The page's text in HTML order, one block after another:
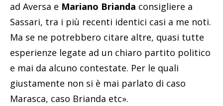
ad Aversa e Mariano Brianda consigliere a
Sassari, tra i più recenti identici casi a me noti.
Ma se ne potrebbero citare altre, quasi tutte
esperienze legate ad un chiaro partito politico
e mai da alcuno contestate. Per le quali
giustamente non si è mai parlato di caso
Marasca, caso Brianda etc».